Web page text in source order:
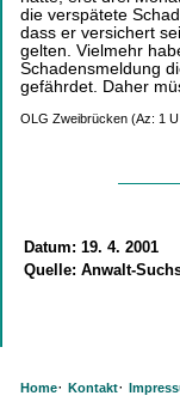
die verspätete
dass er versichert
gelten. Vielmehr
Schadensmeldung
gefährdet. Daher
OLG Zweibrücken (Az: 1
Datum: 19. 4. 2001
Quelle: Anwalt-
Home· Kontakt·